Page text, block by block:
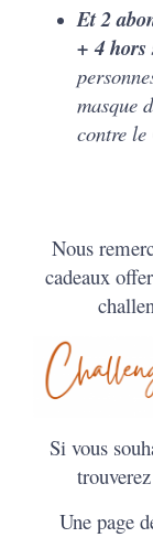
Et 2
+ 4 hors
masque
contre
Nous
cadeaux
Si vous
Une page